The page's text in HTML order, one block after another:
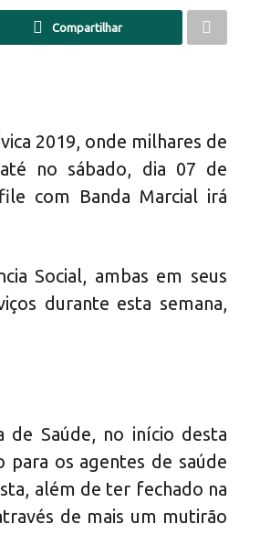
Compartilhar
2019, onde milhares de
no sábado, dia 07 de
com Banda Marcial irá
Social, ambas em seus
durante esta semana,
de Saúde, no início desta
para os agentes de saúde
além de ter fechado na
de mais um mutirão